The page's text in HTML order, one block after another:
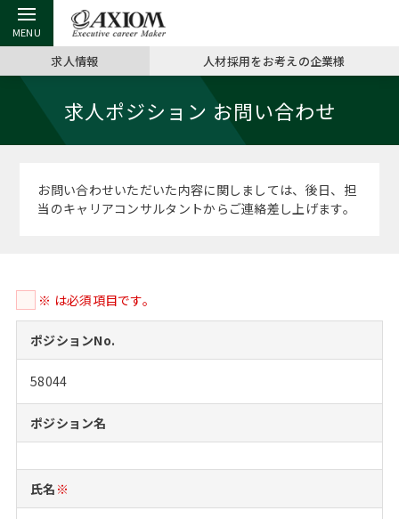
戻る
アクシアムの特長 ミッシ
コンサ
サービス案内
お申し
キャリ
戻る
キャリア支援 TOP
キャリアデザイン講座
（最新求人市場動向）
キャリ
MBAの
おわり
MBAの転職事例
MBAからのFAQ
MBA留学生数の推移
MBA留
日本か
インターン受入企業一覧
MBAを生かす求人特集
戻る
転職ツール TOP
英文レジュメの書き方
英文レ
パワー
よくある面接Q&A集
外資系／面接攻略のコツ
戻る
転職コラム TOP
“展”職相談室
転職成功への4つの鍵
キャリアに効く一冊
注目企業インタビュー
戻る
イベント・セミナー TOP
ジョブフェア
キャリアフォーラム
プロ経営者の特別セミナー
Career Talk Live
戻る
会社概要 TOP
沿革
採用情報
パブリシティ
ニュースリリース
求人情報 人材採用をお考えの企業様
求人ポジション お問い合わせ
お問い合わせいただいた内容に関しましては、後日、担
当のキャリアコンサルタントからご連絡差し上げます。
※ は必須項目です。
ポジションNo.
58044
ポジション名
氏名 ※